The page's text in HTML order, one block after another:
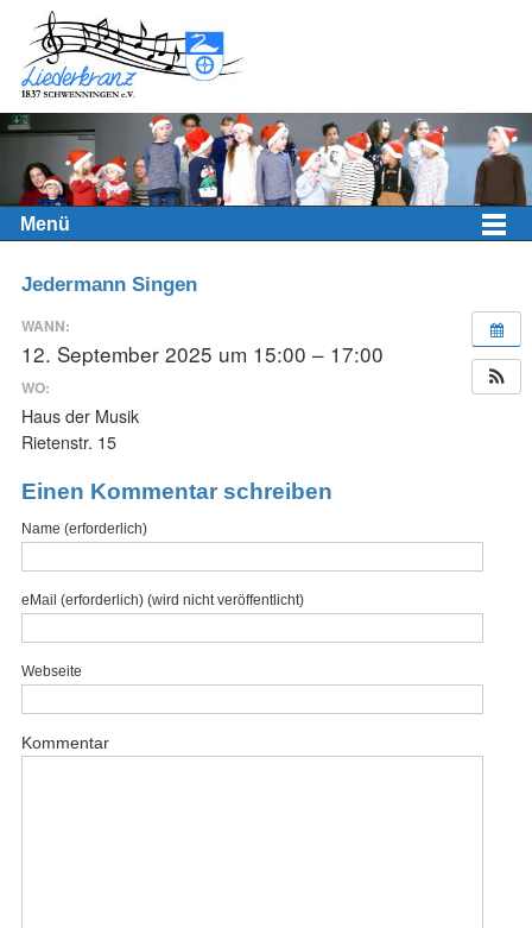
Menü
Jedermann Singen
WANN:
12. September 2025 um 15:00 – 17:00
WO:
Haus der Musik
Rietenstr. 15
Einen Kommentar schreiben
Name (erforderlich)
eMail (erforderlich) (wird nicht veröffentlicht)
Webseite
Kommentar